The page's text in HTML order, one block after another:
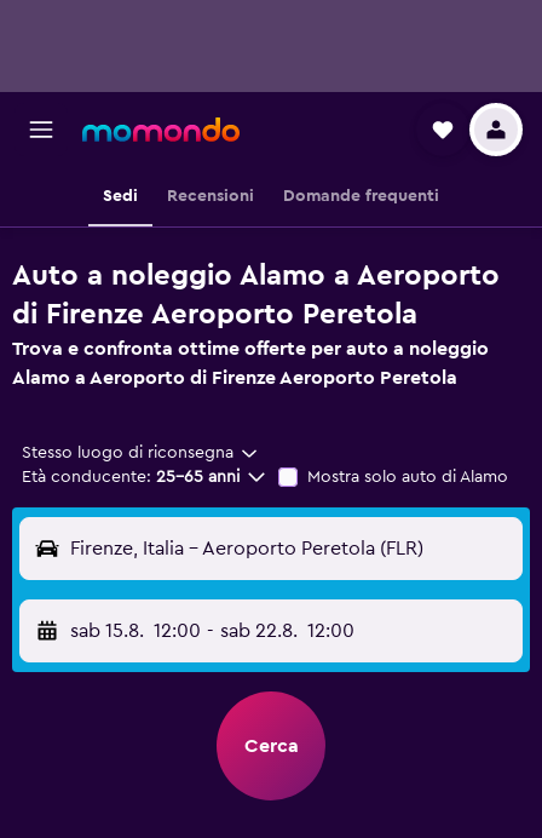
Sedi Recensioni Domande frequenti
Auto a noleggio Alamo a Aeroporto
di Firenze Aeroporto Peretola
Trova e confronta ottime offerte per auto a noleggio
Alamo a Aeroporto di Firenze Aeroporto Peretola
Stesso luogo di riconsegna
Età conducente: 25-65 anni Mostra solo auto di Alamo
Firenze, Italia - Aeroporto Peretola (FLR)
sab 15.8. 12:00 - sab 22.8. 12:00
Cerca